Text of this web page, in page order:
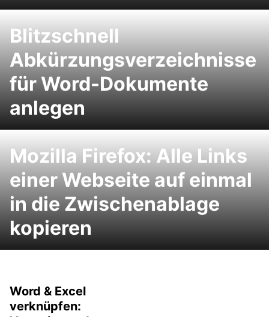
Blitzschnell
Abkürzungsverzeichnisse
für Word-Dokumente
anlegen
Mozilla Firefox: Alle Links
einer Webseite auf einmal
in die Zwischenablage
kopieren
Word & Excel
verknüpfen: